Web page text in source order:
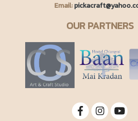
Email:
OUR PARTNERS